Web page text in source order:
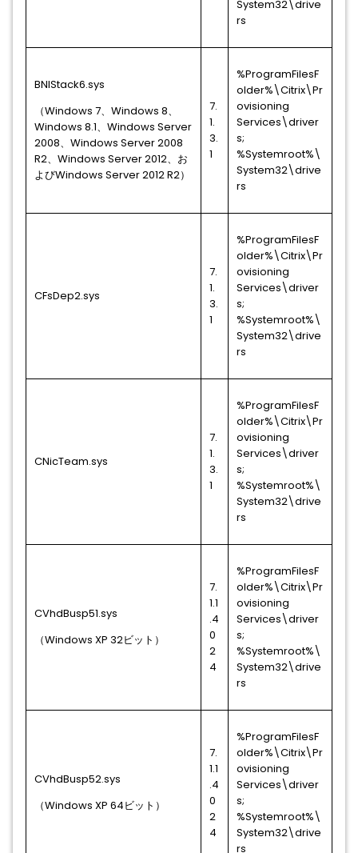
System32\drive
rs
BNIStack6.sys
（Windows 7、Windows 8、
Windows 8.1、Windows Server
2008、Windows Server 2008
R2、Windows Server 2012、お
よびWindows Server 2012 R2）
7.
1.
3.
1
%ProgramFilesF
older%\Citrix\Pr
ovisioning
Services\driver
s;
%Systemroot%\
System32\drive
rs
CFsDep2.sys
7.
1.
3.
1
%ProgramFilesF
older%\Citrix\Pr
ovisioning
Services\driver
s;
%Systemroot%\
System32\drive
rs
CNicTeam.sys
7.
1.
3.
1
%ProgramFilesF
older%\Citrix\Pr
ovisioning
Services\driver
s;
%Systemroot%\
System32\drive
rs
CVhdBusp51.sys
（Windows XP 32ビット）
7.
1.1
.4
0
2
4
%ProgramFilesF
older%\Citrix\Pr
ovisioning
Services\driver
s;
%Systemroot%\
System32\drive
rs
CVhdBusp52.sys
（Windows XP 64ビット）
7.
1.1
.4
0
2
4
%ProgramFilesF
older%\Citrix\Pr
ovisioning
Services\driver
s;
%Systemroot%\
System32\drive
rs